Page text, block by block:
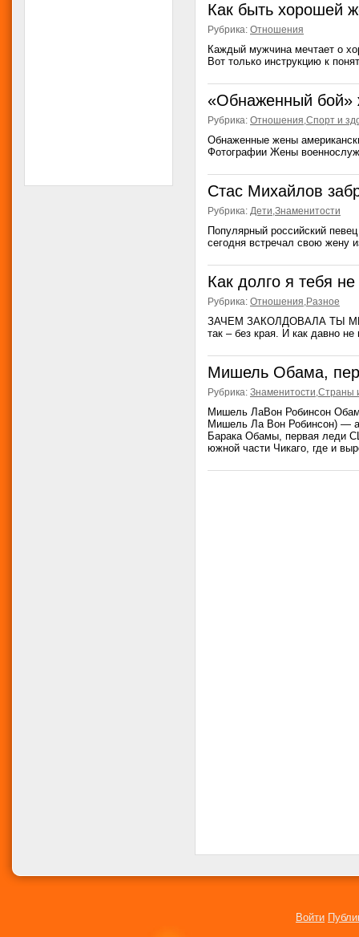
Как быть хорошей
Рубрика: Отношения
Каждый мужчина мечтает о
Вот только инструкцию к
«Обнаженный бой»
Рубрика: Отношения,Спорт и
Обнаженные жены
Фотографии Жены
Стас Михайлов
Рубрика: Дети,Знаменитости
Популярный российский
сегодня встречал свою жену
Как долго я тебя
Рубрика: Отношения,Разное
ЗАЧЕМ ЗАКОЛДОВАЛА ТЫ
так – без края. И как давно
Мишель Обама,
Рубрика: Знаменитости,Страны
Мишель ЛаВон Робинсон
Мишель Ла Вон Робинсон) —
Барака Обамы, первая леди
южной части Чикаго, где и
Войти